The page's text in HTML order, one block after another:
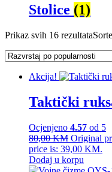
Stolice (1)
Prikaz svih 16 rezultata
Akcija!
Taktički
Ocjenjeno 4.57 od 5
80,00KM Original
price is: 39,00 KM.
Dodaj u korpu